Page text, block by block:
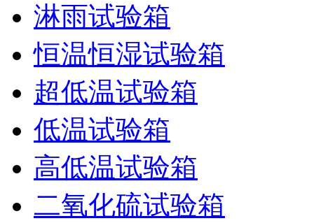
淋雨试验箱
恒温恒湿试验箱
超低温试验箱
低温试验箱
高低温试验箱
二氧化硫试验箱